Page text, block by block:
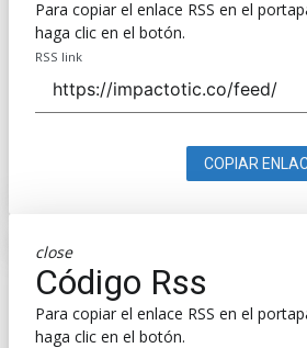
Para copiar el enlace RSS en el
haga clic en el botón.
RSS link
COPIAR
close
Código Rss
Para copiar el enlace RSS en el
haga clic en el botón.